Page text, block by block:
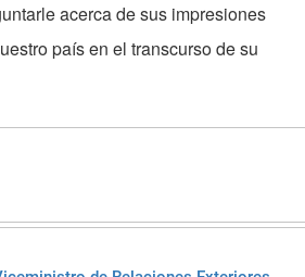
acerca de sus impresiones
país en el transcurso de su